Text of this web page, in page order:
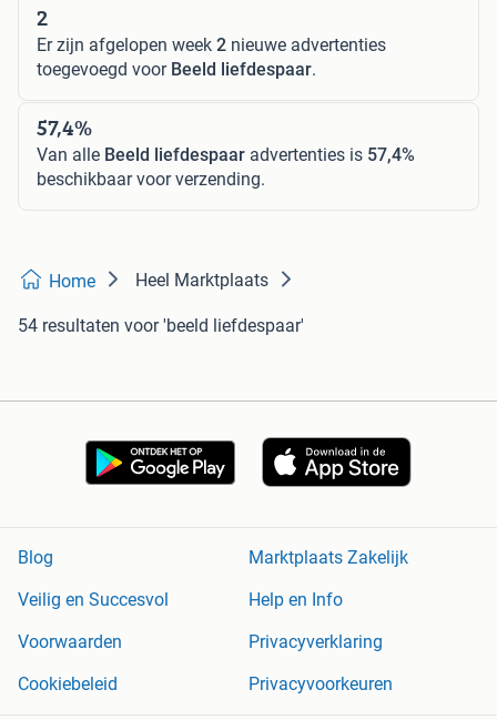
2
Er zijn afgelopen week 2 nieuwe advertenties
toegevoegd voor Beeld liefdespaar.
57,4%
Van alle Beeld liefdespaar advertenties is 57,4%
beschikbaar voor verzending.
Home Heel Marktplaats
54 resultaten voor 'beeld liefdespaar'
Blog
Marktplaats Zakelijk
Veilig en Succesvol
Help en Info
Voorwaarden
Privacyverklaring
Cookiebeleid
Privacyvoorkeuren